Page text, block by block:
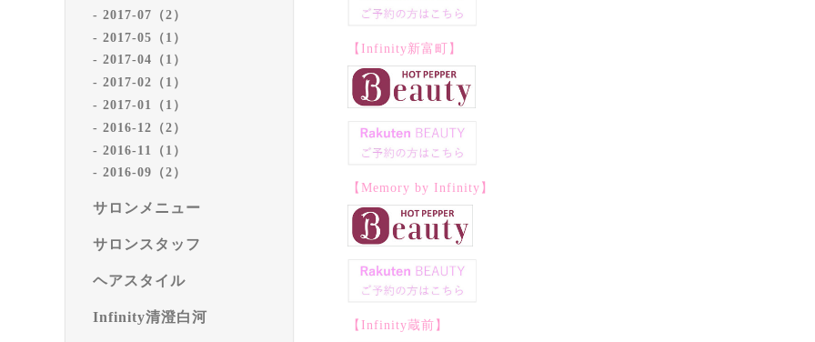
2017-07（2）
2017-05（1）
2017-04（1）
2017-02（1）
2017-01（1）
2016-12（2）
2016-11（1）
2016-09（2）
サロンメニュー
サロンスタッフ
ヘアスタイル
Infinity清澄白河
【Infinity新富町】
【Memory by Infinity】
【Infinity蔵前】